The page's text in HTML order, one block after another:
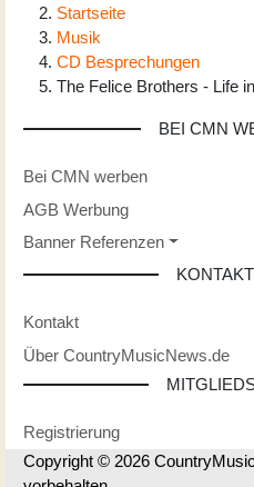
Startseite
Musik
CD Besprechungen
The Felice Brothers - Life
BEI CMN
Bei CMN werben
AGB Werbung
Banner Referenzen
Kontakt
Über CountryMusicNews.de
Registrierung
Copyright © 2026